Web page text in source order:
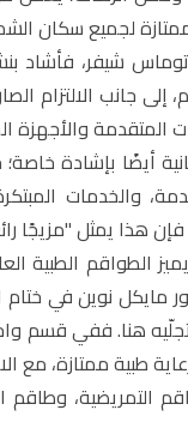
لجميع سكان
شيفر، فأشاد
إلى جانب الالتزام
المتقدمة
أيضًا بإشادة خاصة؛
هذا يمثل "مزيجًا
الطواقم
مايكل نوين في
هنا. ففي قسم واحد،
طبية ممتازة، مع
التمريضية، وطاقم